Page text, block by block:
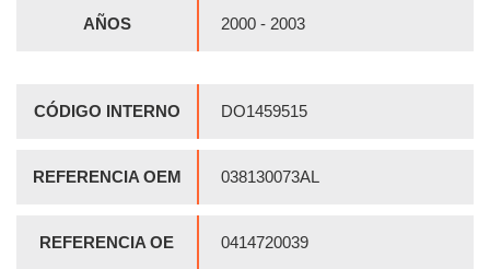
AÑOS 2000 - 2003
CÓDIGO INTERNO DO1459515
REFERENCIA OEM 038130073AL
REFERENCIA OE 0414720039